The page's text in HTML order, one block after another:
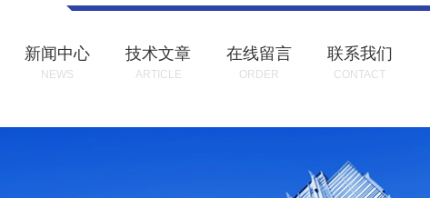
新闻中心
NEWS
技术文章
ARTICLE
在线留言
ORDER
联系我们
CONTACT